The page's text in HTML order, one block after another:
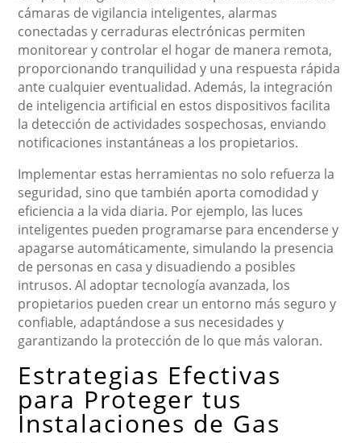
cámaras de vigilancia inteligentes, alarmas
conectadas y cerraduras electrónicas permiten
monitorear y controlar el hogar de manera remota,
proporcionando tranquilidad y una respuesta rápida
ante cualquier eventualidad. Además, la integración
de inteligencia artificial en estos dispositivos facilita
la detección de actividades sospechosas, enviando
notificaciones instantáneas a los propietarios.
Implementar estas herramientas no solo refuerza la
seguridad, sino que también aporta comodidad y
eficiencia a la vida diaria. Por ejemplo, las luces
inteligentes pueden programarse para encenderse y
apagarse automáticamente, simulando la presencia
de personas en casa y disuadiendo a posibles
intrusos. Al adoptar tecnología avanzada, los
propietarios pueden crear un entorno más seguro y
confiable, adaptándose a sus necesidades y
garantizando la protección de lo que más valoran.
Estrategias Efectivas
para Proteger tus
Instalaciones de Gas